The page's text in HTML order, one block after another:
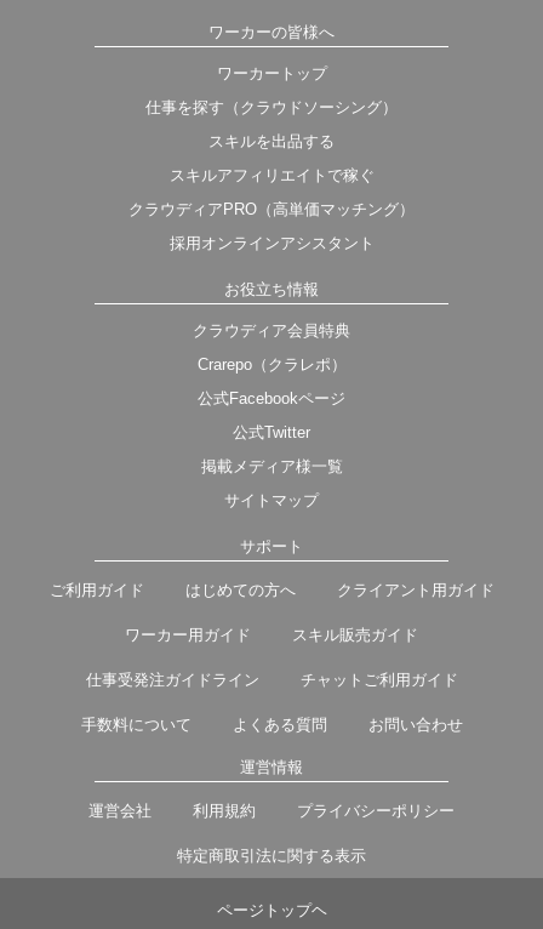
ワーカーの皆様へ
ワーカートップ
仕事を探す（クラウドソーシング）
スキルを出品する
スキルアフィリエイトで稼ぐ
クラウディアPRO（高単価マッチング）
採用オンラインアシスタント
お役立ち情報
クラウディア会員特典
Crarepo（クラレポ）
公式Facebookページ
公式Twitter
掲載メディア様一覧
サイトマップ
サポート
ご利用ガイド はじめての方へ クライアント用ガイド
ワーカー用ガイド スキル販売ガイド
仕事受発注ガイドライン チャットご利用ガイド
手数料について よくある質問 お問い合わせ
運営情報
運営会社 利用規約 プライバシーポリシー
特定商取引法に関する表示
ページトップヘ